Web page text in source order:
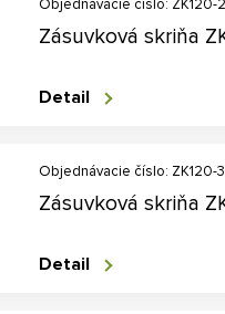
Objednávacie číslo: ZK120-2
Zásuvková skriňa
Detail
Objednávacie číslo: ZK120-3
Zásuvková skriňa
Detail